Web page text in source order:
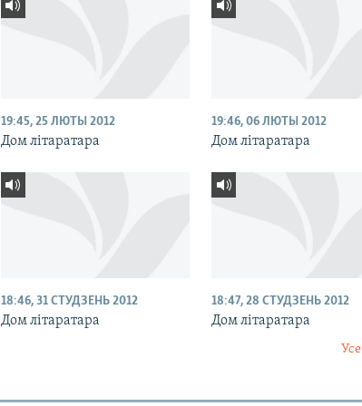
19:45, 25 ЛЮТЫ 2012
Дом літаратара
19:46, 06 ЛЮТЫ 2012
Дом літаратара
18:46, 31 СТУДЗЕНЬ 2012
Дом літаратара
18:47, 28 СТУДЗЕНЬ 2012
Дом літаратара